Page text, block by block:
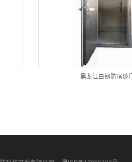
黑龙江白钢防尾随门